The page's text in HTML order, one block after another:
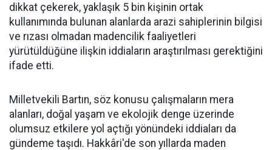
dikkat çekerek, yaklaşık 5 bin kişinin ortak
kullanımında bulunan alanlarda arazi sahiplerinin bilgisi
ve rızası olmadan madencilik faaliyetleri
yürütüldüğüne ilişkin iddiaların araştırılması gerektiğini
ifade etti.
Milletvekili Bartın, söz konusu çalışmaların mera
alanları, doğal yaşam ve ekolojik denge üzerinde
olumsuz etkilere yol açtığı yönündeki iddiaları da
gündeme taşıdı. Hakkâri'de son yıllarda maden